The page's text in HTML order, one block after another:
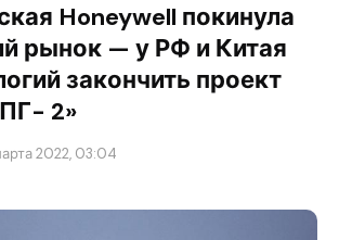
Honeywell покинула
рынок — у РФ и Китая
закончить проект
2»
2022, 03:04